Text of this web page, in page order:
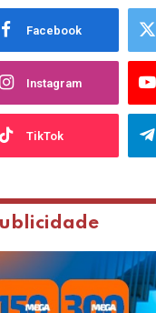
Facebook
Instagram
TikTok